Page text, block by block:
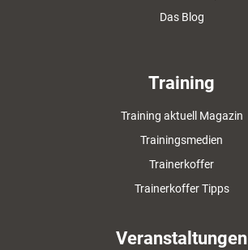
Das Blog
Training
Training aktuell Magazin
Trainingsmedien
Trainerkoffer
Trainerkoffer Tipps
Veranstaltungen